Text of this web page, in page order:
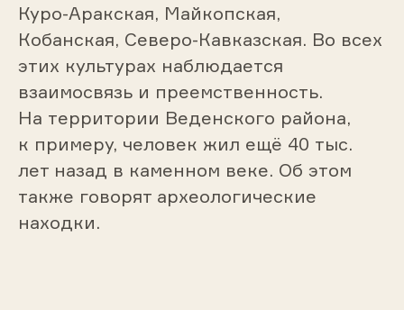
Куро-Аракская, Майкопская,
Кобанская, Северо-Кавказская. Во всех
этих культурах наблюдается
взаимосвязь и преемственность.
На территории Веденского района,
к примеру, человек жил ещё 40 тыс.
лет назад в каменном веке. Об этом
также говорят археологические
находки.